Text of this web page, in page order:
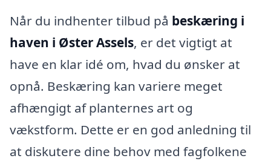
Når du indhenter tilbud på beskæring i
haven i Øster Assels, er det vigtigt at
have en klar idé om, hvad du ønsker at
opnå. Beskæring kan variere meget
afhængigt af planternes art og
vækstform. Dette er en god anledning til
at diskutere dine behov med fagfolkene